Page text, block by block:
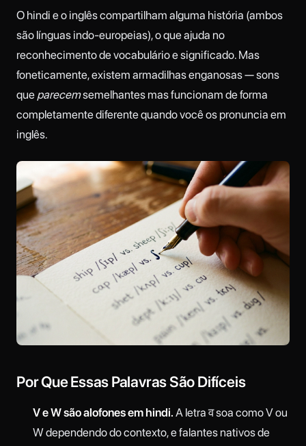
O hindi e o inglês compartilham alguma história (ambos
são línguas indo-europeias), o que ajuda no
reconhecimento de vocabulário e significado. Mas
foneticamente, existem armadilhas enganosas — sons
que parecemsemelhantes mas funcionam de forma
completamente diferente quando você os pronuncia em
inglês.
Por Que Essas Palavras São Difíceis
V e W são alofones em hindi. A letra व soa como V ou
W dependendo do contexto, e falantes nativos de